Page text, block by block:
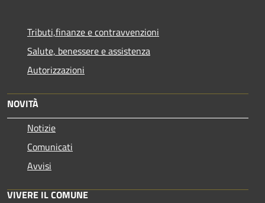
Tributi,finanze e contravvenzioni
Salute, benessere e assistenza
Autorizzazioni
NOVITÀ
Notizie
Comunicati
Avvisi
VIVERE IL COMUNE